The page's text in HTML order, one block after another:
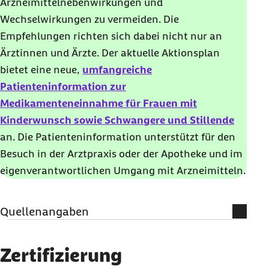
Arzneimittelnebenwirkungen und
Wechselwirkungen zu vermeiden. Die
Empfehlungen richten sich dabei nicht nur an
Ärztinnen und Ärzte. Der aktuelle Aktionsplan
bietet eine neue, umfangreiche
Patienteninformation zur
Medikamenteneinnahme für Frauen mit
Kinderwunsch sowie Schwangere und Stillende
an. Die Patienteninformation unterstützt für den
Besuch in der Arztpraxis oder der Apotheke und im
eigenverantwortlichen Umgang mit Arzneimitteln.
Quellenangaben
Informationen
Zertifizierung